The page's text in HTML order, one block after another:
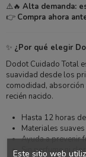
⚠️🔥 Alta demanda:
👉 Compra ahora
✨ ¿Por qué elegir
Dodot Cuidado Total
suavidad desde los
comodidad,
recién nacido.
Hasta 12 horas
Materiales
Ayuda a prevenir
Sin perfume ni
Este sitio web